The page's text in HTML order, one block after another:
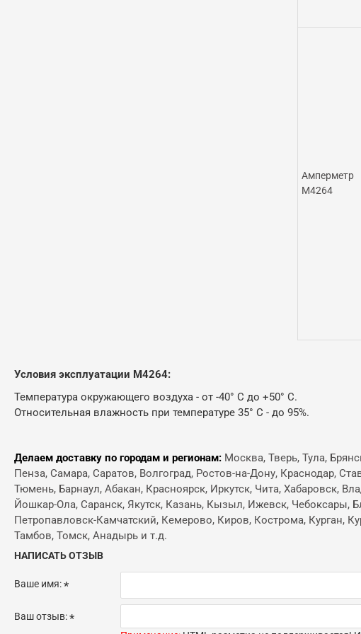
Амперметр
М4264
Условия эксплуатации М4264:
Температура окружающего воздуха - от -40° С до +50° С.
Относительная влажность при температуре 35° С - до 95%.
Делаем доставку по городам и регионам: Москва, Тверь, Тула,
Пенза, Самара, Саратов, Волгоград, Ростов-на-Дону, Краснодар,
Тюмень, Барнаул, Абакан, Красноярск, Иркутск, Чита, Хабаровск,
Йошкар-Ола, Саранск, Якутск, Казань, Кызыл, Ижевск, Чебоксары,
Петропавловск-Камчатский, Кемерово, Киров, Кострома, Курган,
Тамбов, Томск, Анадырь и т.д.
НАПИСАТЬ ОТЗЫВ
Ваше имя:
Ваш отзыв: